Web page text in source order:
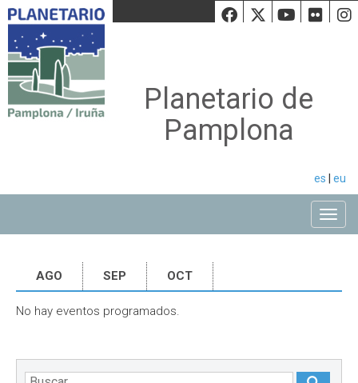
Facebook
Twiiter
Planetario de
Pamplona
es eu
AGO SEP OCT
No hay eventos programados.